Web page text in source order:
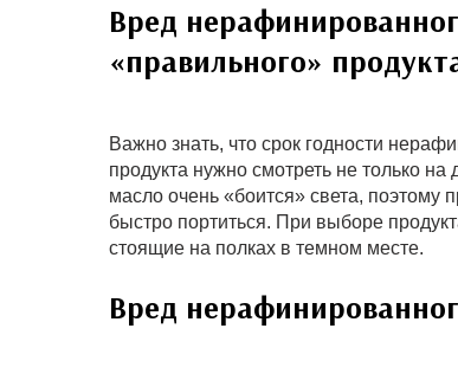
Вред
«правильного»
Важно знать, что срок годности
продукта нужно смотреть не только
масло очень «боится» света,
быстро портиться. При выборе
стоящие на полках в темном месте.
Вред